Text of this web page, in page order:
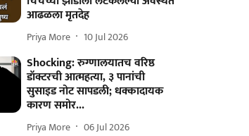
आढळला मृतदेह
Priya More 10 Jul 2026
Shocking: रुग्णालयातच वरिष्ठ
डॉक्टरची आत्महत्या, ३ पानांची
सुसाइड नोट सापडली; धक्कादायक
कारण समोर...
Priya More 06 Jul 2026